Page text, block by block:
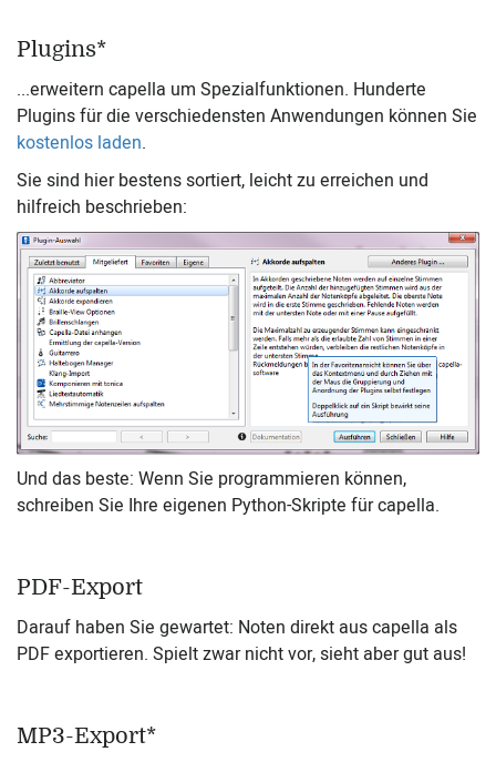
Plugins*
...erweitern capella um Spezialfunktionen. Hunderte
Plugins für die verschiedensten Anwendungen können Sie
kostenlos laden.
Sie sind hier bestens sortiert, leicht zu erreichen und
hilfreich beschrieben:
Und das beste: Wenn Sie programmieren können,
schreiben Sie Ihre eigenen Python-Skripte für capella.
PDF-Export
Darauf haben Sie gewartet: Noten direkt aus capella als
PDF exportieren. Spielt zwar nicht vor, sieht aber gut aus!
MP3-Export*